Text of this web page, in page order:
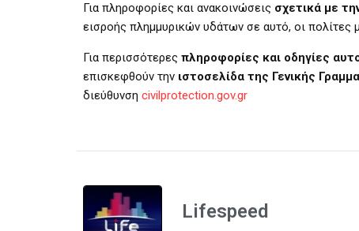
Για πληροφορίες και ανακοινώσεις σχετικά με
εισροής πλημμυρικών υδάτων σε αυτό, οι
Για περισσότερες πληροφορίες και οδηγίες
επισκεφθούν την ιστοσελίδα της Γενικής
διεύθυνση civilprotection.gov.gr
Lifespeed